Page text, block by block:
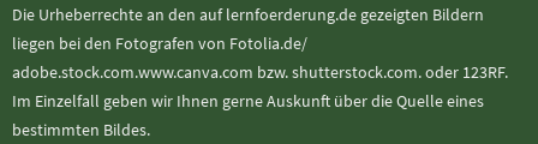
Die Urheberrechte an den auf lernfoerderung.de gezeigten Bildern
liegen bei den Fotografen von Fotolia.de/
adobe.stock.com.www.canva.com bzw. shutterstock.com. oder 123RF.
Im Einzelfall geben wir Ihnen gerne Auskunft über die Quelle eines
bestimmten Bildes.